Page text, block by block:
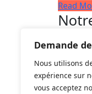
Demande
Nous utilisons
expérience sur
vous acceptez
Read